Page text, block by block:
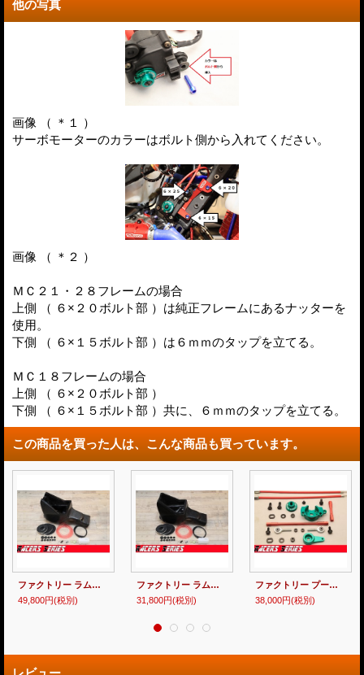
他の写真
画像 （ ＊１ ）
サーボモーターのカラーはボルト側から入れてください。
画像 （ ＊２ ）
ＭＣ２１・２８フレームの場合
上側 （ ６×２０ボルト部 ）は純正フレームにあるナッターを
使用。
下側 （ ６×１５ボルト部 ）は６ｍｍのタップを立てる。
ＭＣ１８フレームの場合
上側 （ ６×２０ボルト部 ）
下側 （ ６×１５ボルト部 ）共に、６ｍｍのタップを立てる。
この商品を買った人は、こんな商品も買っています。
ファクトリー ラム圧BOXキット [ カーボン ] MC21【 Racers Series 】
49,800円(税別)
ファクトリー ラム圧BOXキット [ 黒ゲル ] MC21【 Racers Series 】
31,800円(税別)
ファクトリー プーリーKIT 【 Racers Series 】MC18-89 / MC21 / MC28
38,000円(税別)